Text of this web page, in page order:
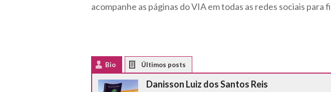
acompanhe as páginas do VIA em todas as redes sociais
Bio
Danisson Luiz dos Santos Reis